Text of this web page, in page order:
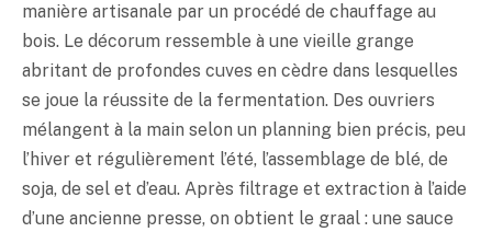
manière artisanale par un procédé de chauffage au
bois. Le décorum ressemble à une vieille grange
abritant de profondes cuves en cèdre dans lesquelles
se joue la réussite de la fermentation. Des ouvriers
mélangent à la main selon un planning bien précis, peu
l’hiver et régulièrement l’été, l’assemblage de blé, de
soja, de sel et d’eau. Après filtrage et extraction à l’aide
d’une ancienne presse, on obtient le graal : une sauce